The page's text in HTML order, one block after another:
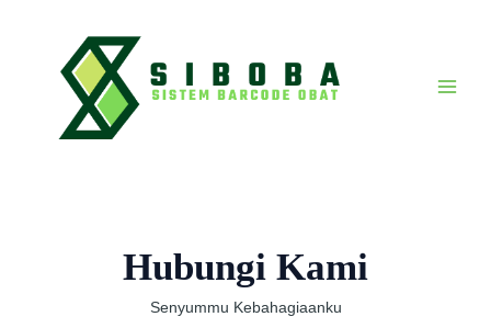
Hubungi Kami
Senyummu Kebahagiaanku